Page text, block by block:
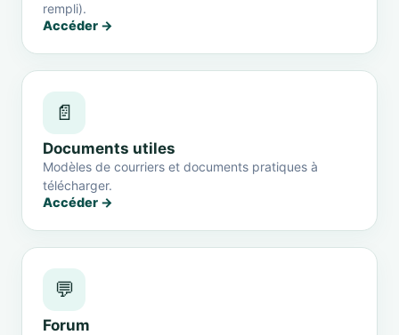
rempli).
Accéder →
📄
Documents utiles
Modèles de courriers et documents pratiques à
télécharger.
Accéder →
💬
Forum